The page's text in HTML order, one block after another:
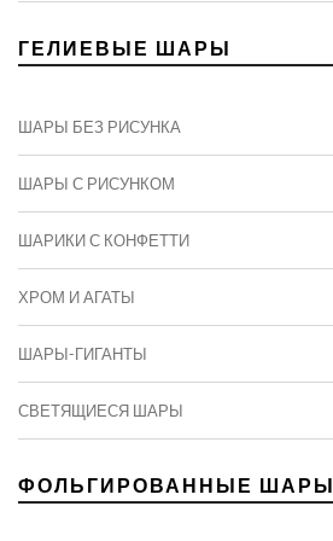
ГЕЛИЕВЫЕ ШАРЫ
ШАРЫ БЕЗ РИСУНКА
ШАРЫ С РИСУНКОМ
ШАРИКИ С КОНФЕТТИ
ХРОМ И АГАТЫ
ШАРЫ-ГИГАНТЫ
СВЕТЯЩИЕСЯ ШАРЫ
ФОЛЬГИРОВАННЫЕ ШАРЫ